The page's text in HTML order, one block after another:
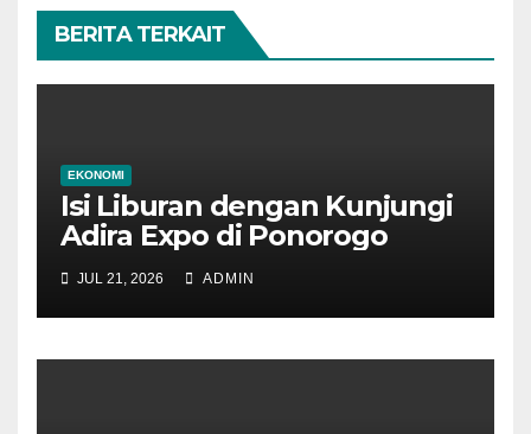
BERITA TERKAIT
EKONOMI
Isi Liburan dengan Kunjungi
Adira Expo di Ponorogo
JUL 21, 2026 ADMIN